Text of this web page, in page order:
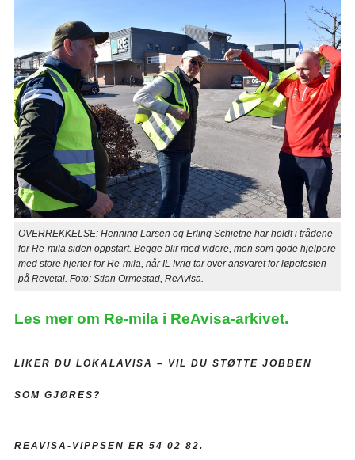
OVERREKKELSE: Henning Larsen og Erling Schjetne har holdt i trådene
for Re-mila siden oppstart. Begge blir med videre, men som gode hjelpere
med store hjerter for Re-mila, når IL Ivrig tar over ansvaret for løpefesten
på Revetal. Foto: Stian Ormestad, ReAvisa.
Les mer om Re-mila i ReAvisa-arkivet.
LIKER DU LOKALAVISA – VIL DU STØTTE JOBBEN
SOM GJØRES?
REAVISA-VIPPSEN ER 54 02 82.